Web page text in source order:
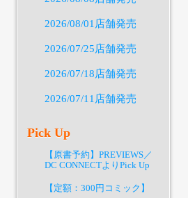
2026/08/01店舗発売
2026/07/25店舗発売
2026/07/18店舗発売
2026/07/11店舗発売
Pick Up
【原書予約】PREVIEWS／
DC CONNECTよりPick Up
【定額：300円コミック】